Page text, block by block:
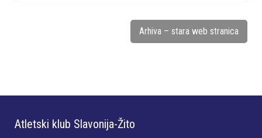
Arhiva – stara web stranica
Atletski klub Slavonija-Žito